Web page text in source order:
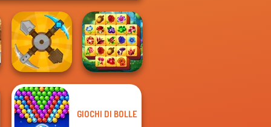
Craft Drill
Spring Tile
GIOCHI DI BOLLE